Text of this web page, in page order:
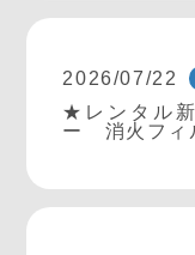
2026/07/22
★レンタル
ー 消火フィ